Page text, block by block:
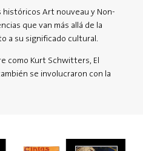
históricos Art nouveau y Non-
que van más allá de la
a su significado cultural.
como Kurt Schwitters, El
se involucraron con la